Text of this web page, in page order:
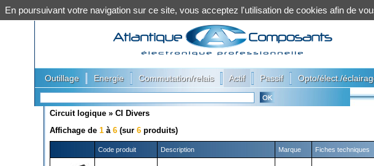
Outillage Energie Commutation/relais Actif Passif Opto/élect./
Circuit logique » CI Divers
Affichage de 1 à 6 (sur 6 produits)
Code produit Description Marque Fiches techniques
En poursuivant votre navigation sur ce site, vous acceptez l'utilisation de cookies afin de